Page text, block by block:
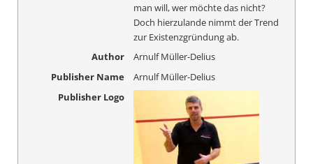
man will, wer möchte das nicht?
Doch hierzulande nimmt der Trend
zur Existenzgründung ab.
Author
Arnulf Müller-Delius
Publisher Name
Arnulf Müller-Delius
Publisher Logo